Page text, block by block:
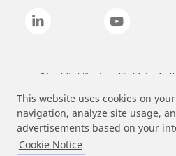
This website uses cookies on
navigation, analyze site usage,
advertisements based on your
Cookie Notice
Các nhãn hiệu được liệt kê ở trên